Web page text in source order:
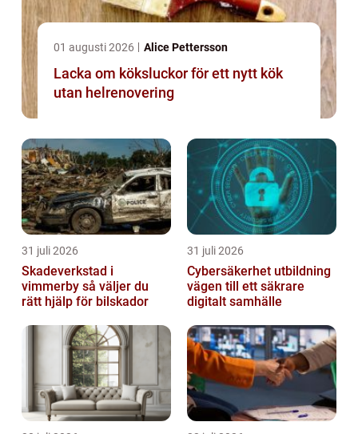
01 augusti 2026 Alice Pettersson
Lacka om köksluckor för ett nytt kök
utan helrenovering
31 juli 2026
Skadeverkstad i
vimmerby så väljer du
rätt hjälp för bilskador
31 juli 2026
Cybersäkerhet utbildning
vägen till ett säkrare
digitalt samhälle